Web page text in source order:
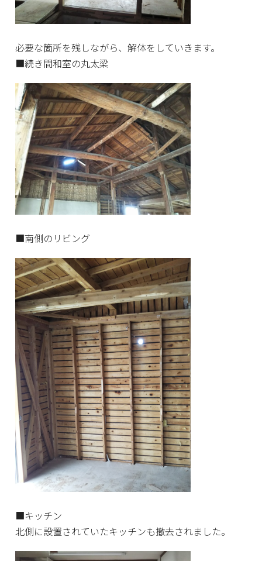
必要な箇所を残しながら、解体をしていきます。
■続き間和室の丸太梁
■南側のリビング
■キッチン
北側に設置されていたキッチンも撤去されました。